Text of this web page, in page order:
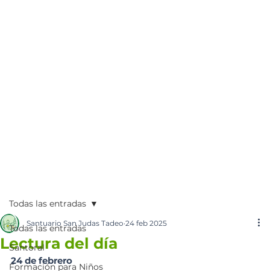
Todas las entradas
Santoral
Formación para Niños
Todas las entradas
Lectura del día
Santuario San Judas Tadeo 24 feb 2025
24 de febrero